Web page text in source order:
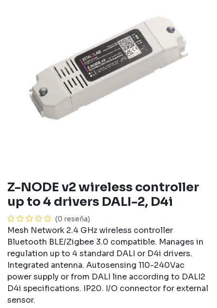
Z-NODE v2 wireless controller
up to 4 drivers DALI-2, D4i
(0 reseña)
Mesh Network 2.4 GHz wireless controller
Bluetooth BLE/Zigbee 3.0 compatible. Manages in
regulation up to 4 standard DALI or D4i drivers.
Integrated antenna. Autosensing 110-240Vac
power supply or from DALI line according to DALI2
D4i specifications. IP20. I/O connector for external
sensor.